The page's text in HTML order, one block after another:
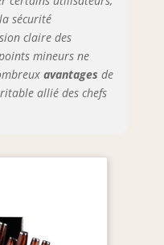
de lave-
chimique.
garantie à vie
à nous
des questions.
sécurité
claire des
mineurs ne
avantages de
allié des chefs